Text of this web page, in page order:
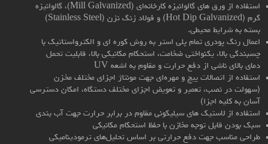
استفاده از ورق های گالوانیزه کارخانه‌ای (Mill Galvanized)، گالوانیزه
گرم (Hot Dip Galvanized) و فولاد زنگ نزن (Stainless Steel)
بسته به شرایط محیطی.
اعمال رنگ پودری تمام پلی استر به روش کوره ای و الکترواستاتیک با
چسبندگی بالا، یکنواختی ضخامت، استحکام مکانیکی بالا، قابلیت تحمل
دمای بالای ناشی از دفع حرارت و مقاوم به اشعه UV
استفاده از اتصالات پیچ و مهره‌ای جهت مونتاژ اجزای مختلف مخزن
(سهولت در نصب، تعمیر و تعویض اجزای مختلف دستگاه، امکان دسترسی
آسان به کلیه اجزا)
استفاده از لاستیک های سیلیکونی مقاوم در برابر حرارت جهت آب بندی
سبک بودن قابل توجه مخازن با حفظ استحکام مکانیکی
طراحی مناسب جهت دفع حرارتی بر اساس تحلیل‌های ترمودینامیکی